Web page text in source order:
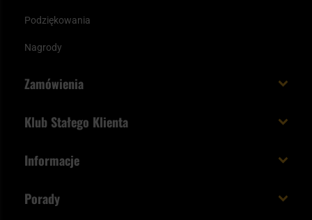
Podziękowania
Nagrody
Zamówienia
Paczka w weekend
Status zamówienia
Klub Stałego Klienta
Unboxing Militaria.pl
Informacje
Porady